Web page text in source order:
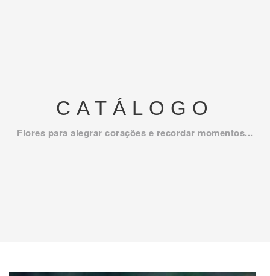
CATÁLOGO
Flores para alegrar corações e recordar momentos...